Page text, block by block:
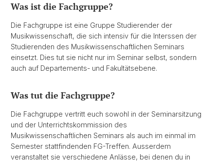
Was ist die Fachgruppe?
Die Fachgruppe ist eine Gruppe Studierender der
Musikwissenschaft, die sich intensiv für die Interssen der
Studierenden des Musikwissenschaftlichen Seminars
einsetzt. Dies tut sie nicht nur im Seminar selbst, sondern
auch auf Departements- und Fakultätsebene.
Was tut die Fachgruppe?
Die Fachgruppe vertritt euch sowohl in der Seminarsitzung
und der Unterrichtskommission des
Musikwissenschaftlichen Seminars als auch im einmal im
Semester stattfindenden FG-Treffen. Ausserdem
veranstaltet sie verschiedene Anlässe, bei denen du in